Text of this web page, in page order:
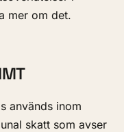
mer om det.
används inom
skatt som avser